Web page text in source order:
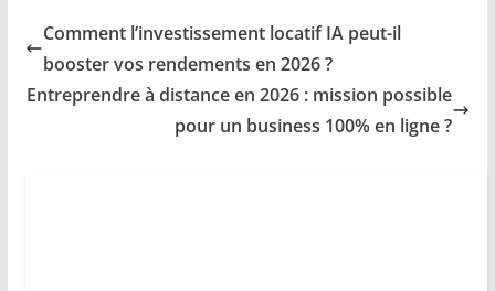
Comment l’investissement locatif IA peut-il
booster vos rendements en 2026 ?
Entreprendre à distance en 2026 : mission possible
pour un business 100% en ligne ?